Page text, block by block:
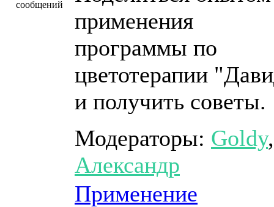
применения
программы по
цветотерапии
и получить советы.
Модераторы: Goldy,
Александр
Применение